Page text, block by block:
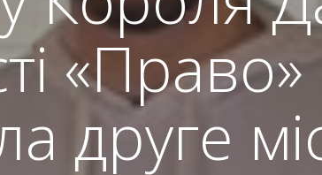
«Право»
друге